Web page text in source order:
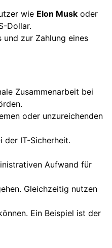
wie Elon Musk oder
Dollar.
zur Zahlung eines
Zusammenarbeit bei
oder unzureichenden
der IT-Sicherheit.
Aufwand für
Gleichzeitig nutzen
Ein Beispiel ist der